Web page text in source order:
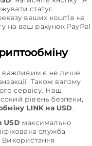
статус
ваших коштів на
на ваш рахунок PayPal
важливим є не лише
Також вагому
сервісу. Наш
рівень безпеки,
LINK на USD.
USD максимально
служба
Використання